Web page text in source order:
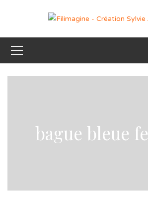
bague bleue